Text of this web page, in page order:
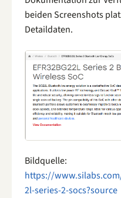
beiden Screenshots
Detaildaten.
Bildquelle:
https://
2l-series-2-socs?source